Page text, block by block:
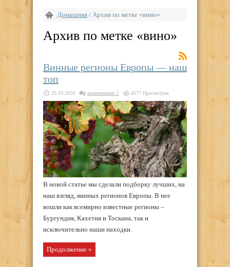
Домашняя / Архив по метке «вино»
Архив по метке «вино»
Винные регионы Европы — наш
топ
25.03.2020 комментария 2 8577 Просмотров
В новой статье мы сделали подборку лучших, на
наш взгляд, винных регионов Европы. В нее
вошли как всемирно известные регионы –
Бургундия, Кахетия и Тоскана, так и
исключительно наши находки.
Продолжение »